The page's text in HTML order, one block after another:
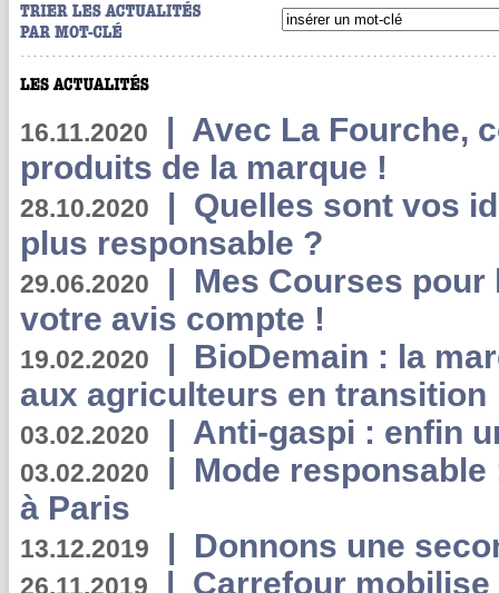
16.11.2020 | Avec La Fourche,
produits de la marque !
28.10.2020 | Quelles sont vos
plus responsable ?
29.06.2020 | Mes Courses pour
votre avis compte !
19.02.2020 | BioDemain : la
aux agriculteurs en transition
03.02.2020 | Anti-gaspi : enfin
03.02.2020 | Mode
à Paris
13.12.2019 | Donnons une
26.11.2019 | Carrefour